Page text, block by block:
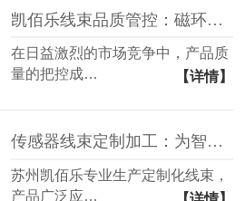
凯佰乐线束品质管控：磁环检验的精湛之道
在日益激烈的市场竞争中，产品质
量的把控成…
【详情】
传感器线束定制加工：为智能世界编织精准之网
苏州凯佰乐专业生产定制化线束，
产品广泛应…